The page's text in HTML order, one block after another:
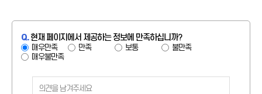
Q.현재 페이지에서 제공하는 정보에 만족하십니까?
매우만족 만족 보통
불만족
매우불만족